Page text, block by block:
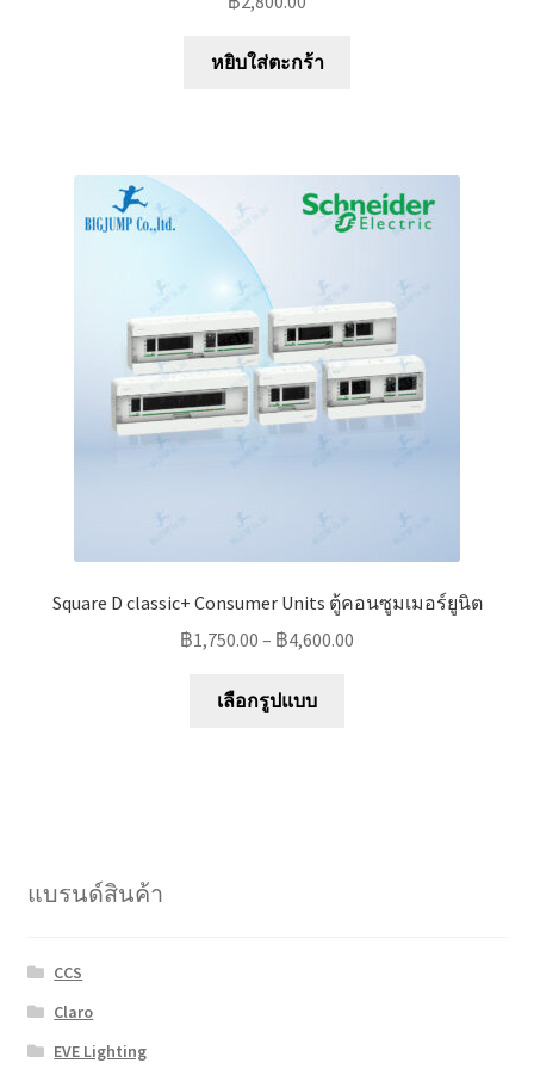
หยิบใส่ตะกร้า
Square D classic+ Consumer Units ตู้คอนซูมเมอร์ยูนิต
฿1,750.00 – ฿4,600.00
เลือกรูปแบบ
แบรนด์สินค้า
CCS
Claro
EVE Lighting